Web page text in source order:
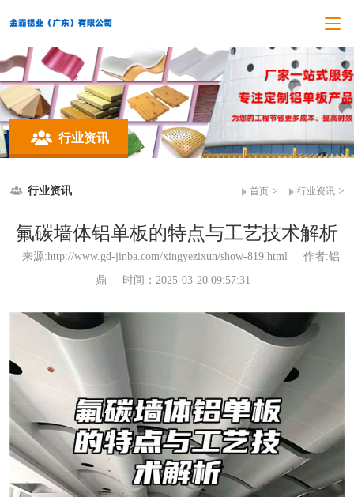
行业资讯
行业资讯 首页 > 行业资讯 >
氟碳墙体铝单板的特点与工艺技术解析
来源:http://www.gd-jinba.com/xingyezixun/show-819.html
作者:铝
鼎
时间：2025-03-20 09:57:31